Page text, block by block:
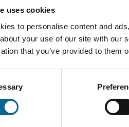
uses cookies
to personalise content and
your use of our site with our
that you’ve provided to them